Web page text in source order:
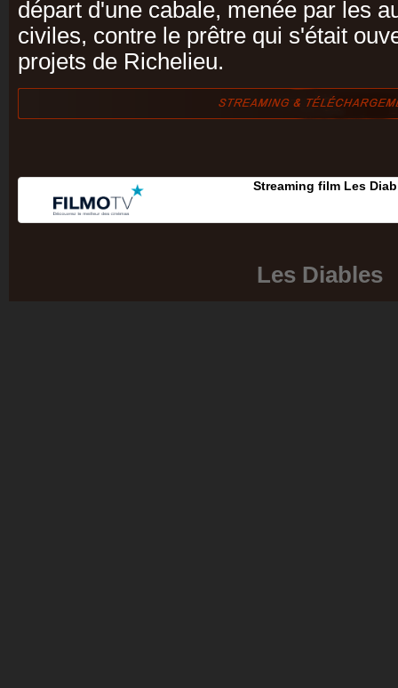
départ d'une cabale, menée par les
civiles, contre le prêtre qui s'était
projets de Richelieu.
Streaming film Les
Les Diables